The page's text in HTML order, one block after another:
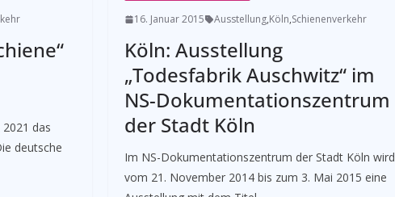
das
deutsche
16. Januar 2015 Ausstellung,Köln,Schienenverkehr
Köln: Ausstellung
„Todesfabrik Auschwitz“ im
NS-Dokumentationszentrum
der Stadt Köln
Im NS-Dokumentationszentrum der Stadt Köln wird
vom 21. November 2014 bis zum 3. Mai 2015 eine